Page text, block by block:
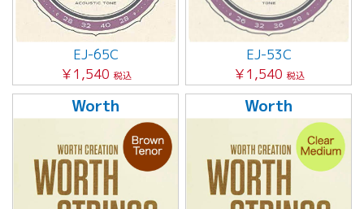
EJ-65C
￥1,540 税込
EJ-53C
￥1,540 税込
Worth Worth